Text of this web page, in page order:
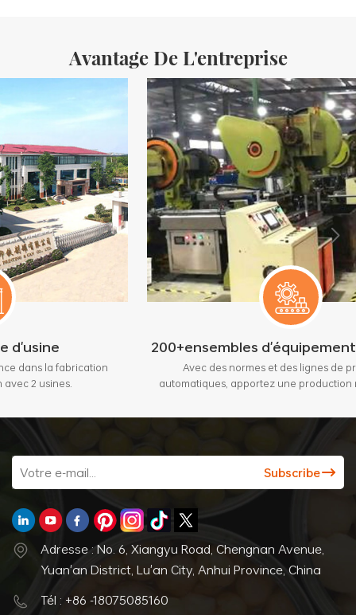
Avantage De L'entreprise
200+ensembles d'équipements de pointe
Avec des normes et des lignes de production
automatiques, apportez une production maximale de 3
Adresse : No. 6, Xiangyu Road, Chengnan Avenue,
Yuan'an District, Lu'an City, Anhui Province, China
Tél : +86 -18075085160